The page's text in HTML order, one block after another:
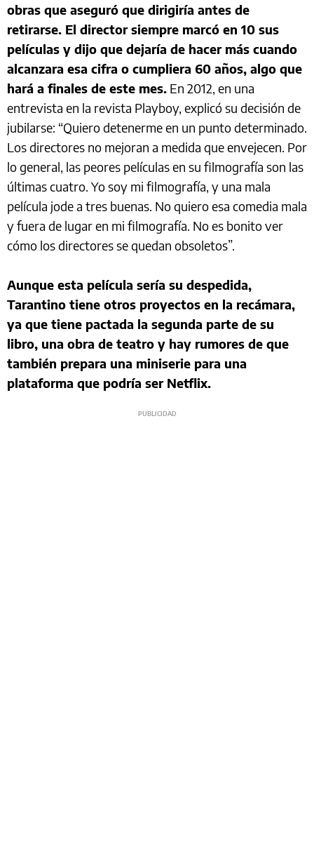
obras que aseguró que dirigiría antes de
retirarse. El director siempre marcó en 10 sus
películas y dijo que dejaría de hacer más cuando
alcanzara esa cifra o cumpliera 60 años, algo que
hará a finales de este mes. En 2012, en una
entrevista en la revista Playboy, explicó su decisión de
jubilarse: “Quiero detenerme en un punto determinado.
Los directores no mejoran a medida que envejecen. Por
lo general, las peores películas en su filmografía son las
últimas cuatro. Yo soy mi filmografía, y una mala
película jode a tres buenas. No quiero esa comedia mala
y fuera de lugar en mi filmografía. No es bonito ver
cómo los directores se quedan obsoletos”.
Aunque esta película sería su despedida,
Tarantino tiene otros proyectos en la recámara,
ya que tiene pactada la segunda parte de su
libro, una obra de teatro y hay rumores de que
también prepara una miniserie para una
plataforma que podría ser Netflix.